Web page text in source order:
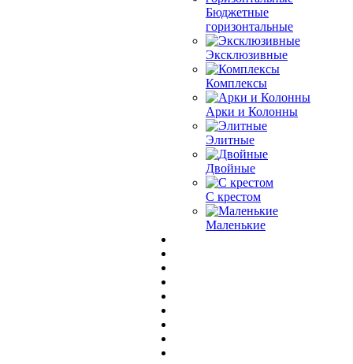
Бюджетные
горизонтальные
Эксклюзивные
Комплексы
Арки и Колонны
Элитные
Двойные
С крестом
Маленькие